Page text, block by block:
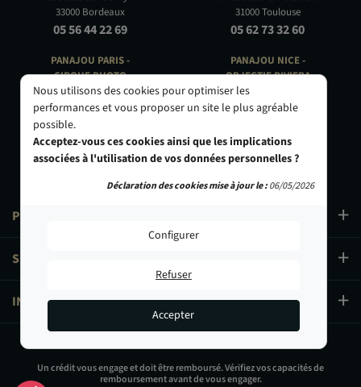
319,00 €
33000 Bordeaux
05 56 44 22 69
PANAJOU PARIS -
CIRQUE PHOTO
9, bd des Filles-du-Calvaire
75003 Paris
01 40 29 91 91
PRODUITS
SERVICES
INFORMATIONS
31000 Toulouse
05 62 73 32 60
PANAJOU NICE -
OBJECTIF RIVIERA
24 Rue de l'Hôtel des Postes
06000 Nice
Un crédit vous engage et doit être remboursé. Vérifiez vos capacités de
remboursement avant de vous engager.
Nous utilisons des cookies pour optimiser les
performances et vous proposer un site le plus agréable
possible.
Acceptez-vous ces cookies ainsi que les implications
associées à l'utilisation de vos données personnelles ?
Configurer
Refuser
Accepter
Déclaration des cookies mise à jour le :06/05/2026